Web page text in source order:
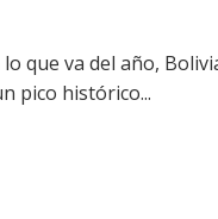
que va del año,
pico histórico...